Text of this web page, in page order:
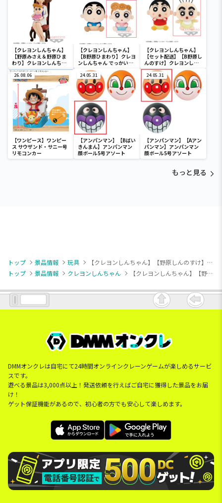
【クレヨンしんちゃん】
【野原みさえ＆野原ひま
わり】クレヨンしんちゃ
ん 野原家フィギュア～家
族写真～vol.2
【クレヨンしんちゃん】
【B野原ひまわり】クレヨ
ンしんちゃん でっかいぬ
いぐるみ～むにゃむにゃ
オラたち野原一家だゾ～
【クレヨンしんちゃん】
【セット配送】【B野原し
んのすけ】クレヨンしん
ちゃん でっかいぬいぐる
み～今も昔もかわいいオ
ラだゾ～
26.08.06
【ワンピース】ワンピー
ス サウザンド・サニー号
リモコンカー
24.05.31
【アンパンマン】【Bばい
きんまん】アンパンマン
顔ボール5号アソート
24.05.31
【アンパンマン】【Aアン
パンマン】アンパンマン
顔ボール5号アソート
もっと見る
トップ 景品情報 玩具
【クレヨンしんちゃん】【野原しんのすけ】クレヨンしんちゃん ぐるぐるらくがきしんちゃん
トップ
景品情報 クレヨンしんちゃん 【クレヨンしんちゃん】【野原しんのすけ】クレヨンしんちゃん ぐるぐるらくがきしんちゃん
DMMオンクレは自宅にて24時間オンラインクレーンゲームが楽しめるサービ
スです。
遊べる景品は3,000点以上！発送依頼を行えばご自宅に獲得した景品をお届
け！
ゲット保証機能があるので、初心者の方でも安心して楽しめます。